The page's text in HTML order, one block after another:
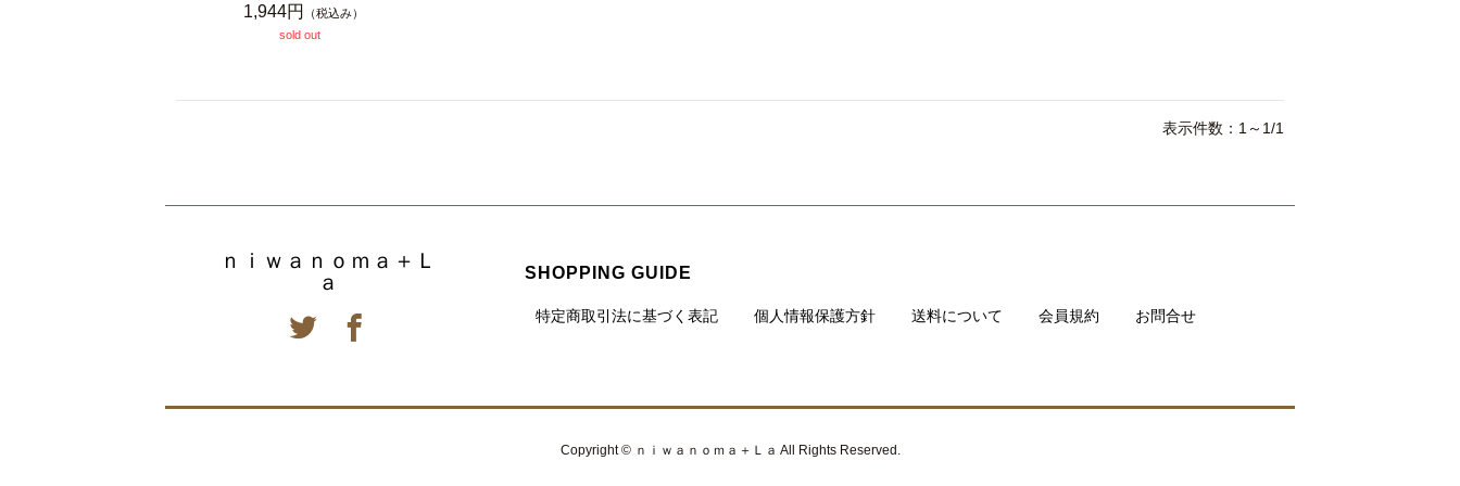
1,944円
（税込み）
sold out
表示件数：1～1/1
ｎｉｗａｎｏｍａ＋Ｌ
ａ
SHOPPING GUIDE
特定商取引法に基づく表記 個人情報保護方針 送料について 会員規約 お問合せ
Copyright © ｎｉｗａｎｏｍａ＋Ｌａ All Rights Reserved.